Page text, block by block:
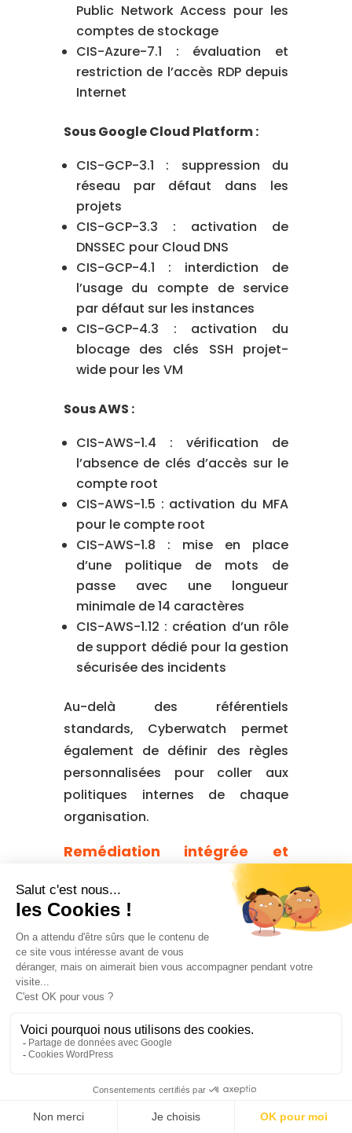
Public Network Access pour les
comptes de stockage
CIS-Azure-7.1 : évaluation et
restriction de l’accès RDP depuis
Internet
Sous Google Cloud Platform :
CIS-GCP-3.1 : suppression du
réseau par défaut dans les
projets
CIS-GCP-3.3 : activation de
DNSSEC pour Cloud DNS
CIS-GCP-4.1 : interdiction de
l’usage du compte de service
par défaut sur les instances
CIS-GCP-4.3 : activation du
blocage des clés SSH projet-
wide pour les VM
Sous AWS :
CIS-AWS-1.4 : vérification de
l’absence de clés d’accès sur le
compte root
CIS-AWS-1.5 : activation du MFA
pour le compte root
CIS-AWS-1.8 : mise en place
d’une politique de mots de
passe avec une longueur
minimale de 14 caractères
CIS-AWS-1.12 : création d’un rôle
de support dédié pour la gestion
sécurisée des incidents
Au-delà des référentiels
standards, Cyberwatch permet
également de définir des règles
personnalisées pour coller aux
politiques internes de chaque
organisation.
Remédiation intégrée et
Cyberwatch fournit desactions
correctives précises, basées sur
les bulletins officiels des
éditeurs. Chaque
recommandation indique la
appliquer, en tenant compte des
spécificités des systèmes,